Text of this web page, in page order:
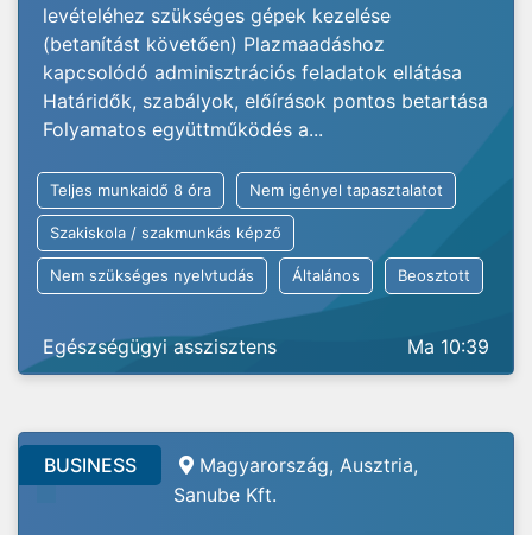
levételéhez szükséges gépek kezelése
(betanítást követően) Plazmaadáshoz
kapcsolódó adminisztrációs feladatok ellátása
Határidők, szabályok, előírások pontos betartása
Folyamatos együttműködés a...
Teljes munkaidő 8 óra Nem igényel tapasztalatot
Szakiskola / szakmunkás képző
Nem szükséges nyelvtudás Általános Beosztott
Egészségügyi asszisztens Ma 10:39
BUSINESS
Magyarország, Ausztria,
Sanube Kft.